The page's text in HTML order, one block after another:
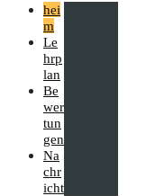
hei
m
Le
hrp
lan
Be
wer
tun
gen
Na
chr
icht